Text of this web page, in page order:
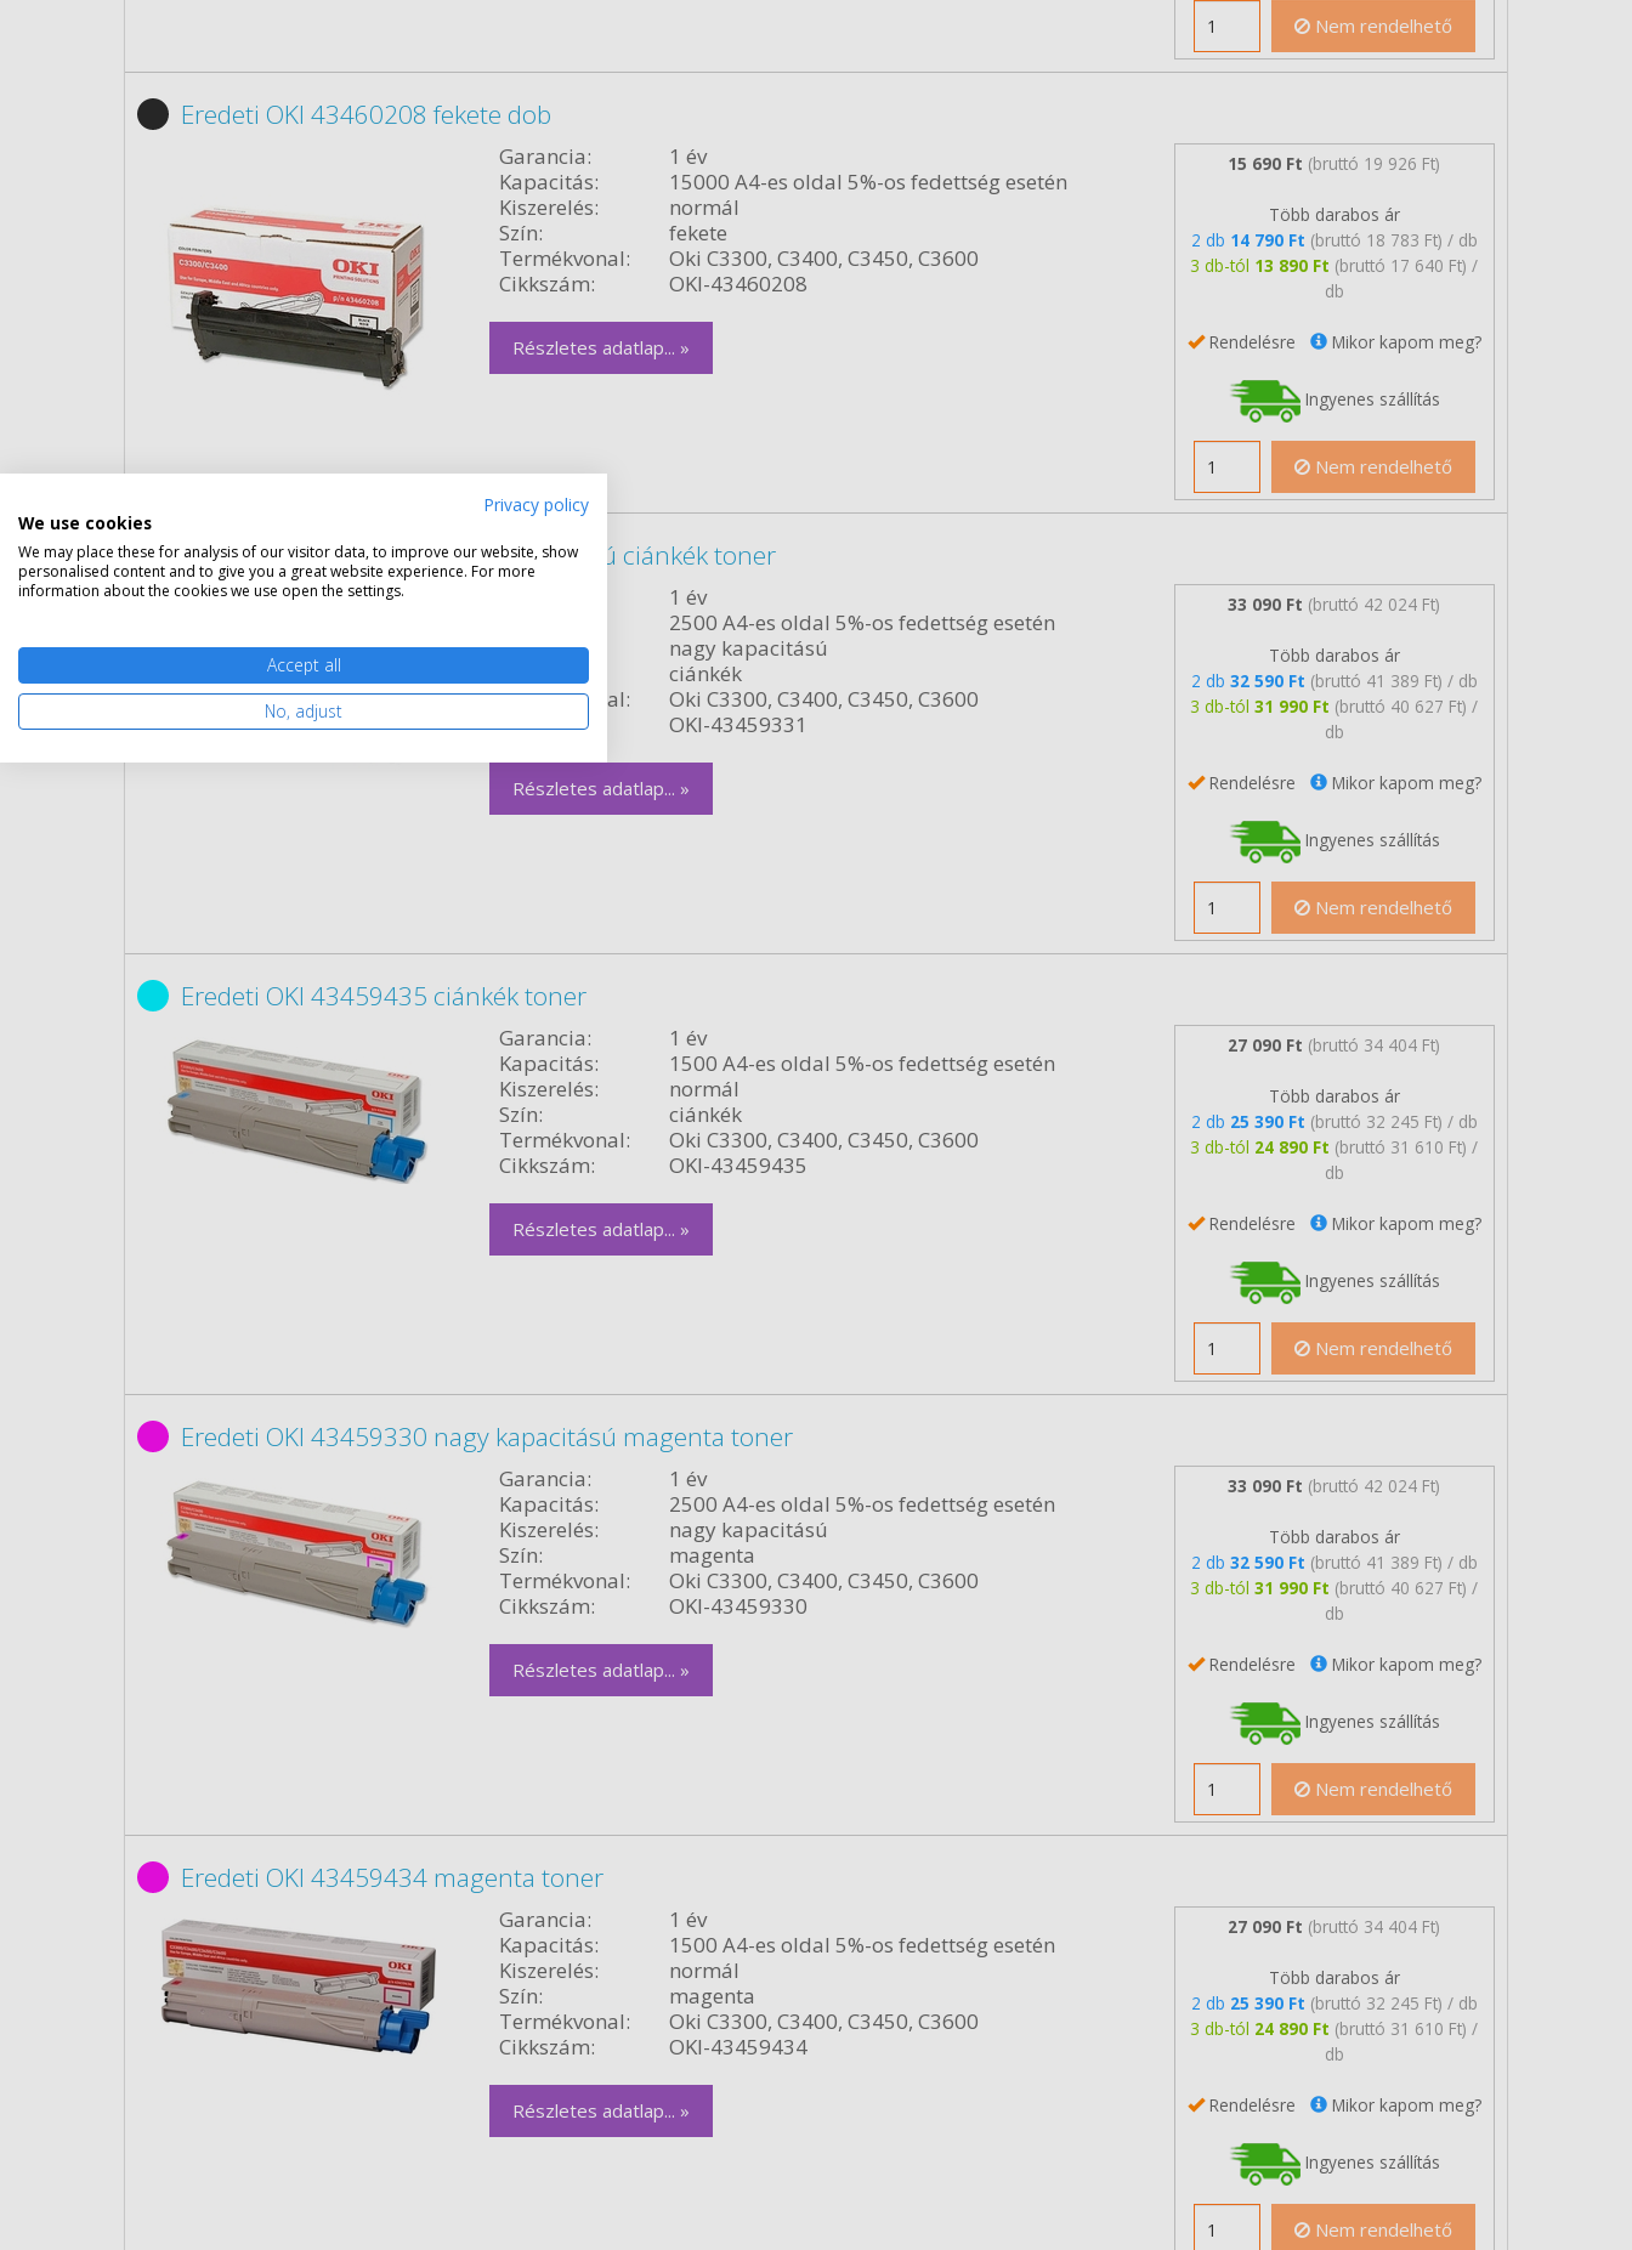
Nem rendelhető
Eredeti OKI 43460208 fekete dob
Garancia:
1 év
Kapacitás:
15000 A4-es oldal 5%-os fedettség esetén
Kiszerelés:
normál
Szín:
fekete
Termékvonal:
Oki C3300, C3400, C3450, C3600
Cikkszám:
OKI-43460208
Részletes adatlap... »
15 690 Ft (bruttó 19 926 Ft)
Több darabos ár
2 db 14 790 Ft (bruttó 18 783 Ft) / db
3 db-tól 13 890 Ft (bruttó 17 640 Ft) /
db
Rendelésre Mikor kapom meg?
Ingyenes szállítás
Nem rendelhető
Eredeti OKI 43459331 nagy kapacitású ciánkék toner
1 év
2500 A4-es oldal 5%-os fedettség esetén
Kiszerelés:
nagy kapacitású
ciánkék
Termékvonal:
Oki C3300, C3400, C3450, C3600
Cikkszám:
OKI-43459331
Részletes adatlap... »
33 090 Ft (bruttó 42 024 Ft)
Több darabos ár
2 db 32 590 Ft (bruttó 41 389 Ft) / db
3 db-tól31 990 Ft (bruttó 40 627 Ft) /
db
Rendelésre Mikor kapom meg?
Ingyenes szállítás
Nem rendelhető
Eredeti OKI 43459435 ciánkék toner
Garancia:
1 év
Kapacitás:
1500 A4-es oldal 5%-os fedettség esetén
Kiszerelés:
normál
Szín:
ciánkék
Termékvonal:
Oki C3300, C3400, C3450, C3600
Cikkszám:
OKI-43459435
Részletes adatlap... »
27 090 Ft (bruttó 34 404 Ft)
Több darabos ár
2 db 25 390 Ft (bruttó 32 245 Ft) / db
3 db-tól 24 890 Ft (bruttó 31 610 Ft) /
db
Rendelésre Mikor kapom meg?
Ingyenes szállítás
Nem rendelhető
Eredeti OKI 43459330 nagy kapacitású magenta toner
Garancia:
1 év
Kapacitás:
2500 A4-es oldal 5%-os fedettség esetén
Kiszerelés:
nagy kapacitású
Szín:
magenta
Termékvonal:
Oki C3300, C3400, C3450, C3600
Cikkszám:
OKI-43459330
Részletes adatlap... »
33 090 Ft (bruttó 42 024 Ft)
Több darabos ár
2 db 32 590 Ft (bruttó 41 389 Ft) / db
3 db-tól31 990 Ft (bruttó 40 627 Ft) /
db
Rendelésre Mikor kapom meg?
Ingyenes szállítás
Nem rendelhető
Eredeti OKI 43459434 magenta toner
Garancia:
1 év
Kapacitás:
1500 A4-es oldal 5%-os fedettség esetén
Kiszerelés:
normál
Szín:
magenta
Termékvonal:
Oki C3300, C3400, C3450, C3600
Cikkszám:
OKI-43459434
Részletes adatlap... »
27 090 Ft (bruttó 34 404 Ft)
Több darabos ár
2 db 25 390 Ft (bruttó 32 245 Ft) / db
3 db-tól 24 890 Ft (bruttó 31 610 Ft) /
db
Rendelésre Mikor kapom meg?
Ingyenes szállítás
Nem rendelhető
Privacy policy
We use cookies
We may place these for analysis of our visitor data, to improve our website, show
personalised content and to give you a great website experience. For more
information about the cookies we use open the settings.
Accept all
No, adjust